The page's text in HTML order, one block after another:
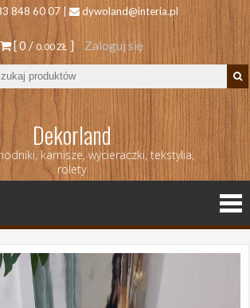
848 60 07 | dywoland@interia.pl
[ 0 /0.00 ZŁ ] Zaloguj się
Dekorland
karnisze, wycieraczki, tekstylia,
rolety